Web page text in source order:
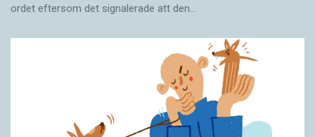
ordet eftersom det ­signalerade att den…